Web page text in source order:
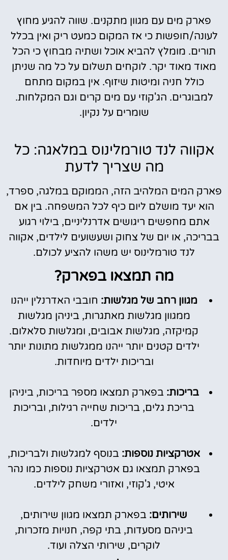
פארק מים עם מגוון מתקנים. שווה להגיע מחוץ
לעונה/חופשות כי אז המקום כמעט ריק ואין בכלל
תורים. מומלץ להביא אוכל ושתיה מבחוץ כי הכל
מאוד מאוד יקר. לוקחים תשלום על כל מה שניתן
כולל חניה ומיטות שיזוף. אין במקום מתחם
למבוגרים. הג'קוזי עם מים קרים וגם המקלחות.
שומרים על נקיון.
אקווה לנד טורמלינוס במלאגה: כל
מה שצריך לדעת
פארק המים המלהיב הזה, הממוקם במלגה, ספרד,
הוא יעד מושלם ליום כיף לכל המשפחה. בין אם
אתם מחפשים ריגושים אדרנליניים, בילוי רגוע
בבריכה, או יום של צחוק ושעשועים לילדים, אקווה
לנד טורמלינוס יש משהו להציע לכולם.
מה תמצאו בפארק?
מגוון רחב של מגלשות: חובבי האדרנלין ייהנו
ממגוון מגלשות מאתגרות, ביניהן מגלשות
קמיקזה, מגלשות אבובים, ומגלשות סלאלום.
ילדים קטנים יותר ייהנו ממגלשות מתונות יותר
ובריכות ילדים מיוחדות.
בריכות: בפארק תמצאו מספר בריכות, ביניהן
בריכת גלים, בריכות שחייה רגילות, ובריכות
ילדים.
אטרקציות נוספות: בנוסף למגלשות ולבריכות,
בפארק תמצאו גם אטרקציות נוספות כמו נהר
איטי, ג'קוזי, ואזורי משחק לילדים.
שירותים: בפארק תמצאו מגוון שירותים,
ביניהם מסעדות, בתי קפה, חנויות מזכרות,
לוקרים, שירותי הצלה ועוד.